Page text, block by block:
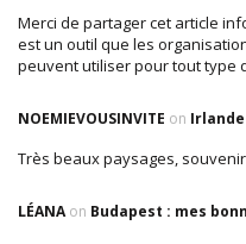
Merci de partager cet article
est un outil que les
peuvent utiliser pour tout type
NOEMIEVOUSINVITE on
Très beaux paysages,
LÉANAon Budapest : mes